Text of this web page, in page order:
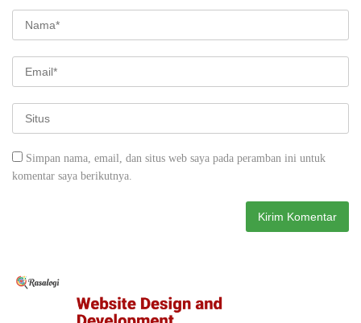
Simpan nama, email, dan situs web saya pada peramban ini untuk
komentar saya berikutnya.